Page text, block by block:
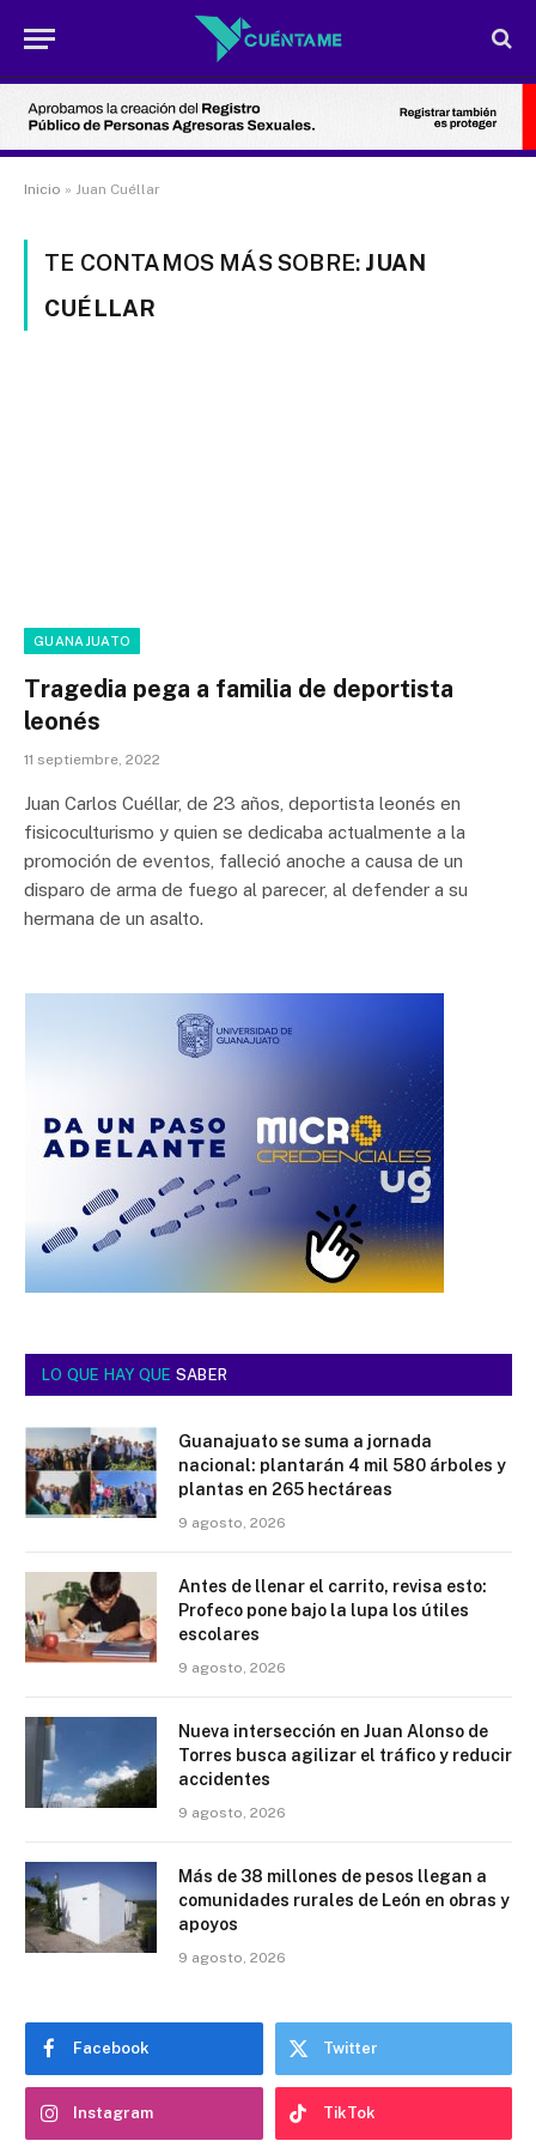
Inicio » Juan Cuéllar
TE CONTAMOS MÁS SOBRE: JUAN
CUÉLLAR
GUANAJUATO
Tragedia pega a familia de deportista
leonés
11 septiembre, 2022
Juan Carlos Cuéllar, de 23 años, deportista leonés en
fisicoculturismo y quien se dedicaba actualmente a la
promoción de eventos, falleció anoche a causa de un
disparo de arma de fuego al parecer, al defender a su
hermana de un asalto.
LO QUE HAY QUE SABER
Guanajuato se suma a jornada
nacional: plantarán 4 mil 580 árboles y
plantas en 265 hectáreas
9 agosto, 2026
Antes de llenar el carrito, revisa esto:
Profeco pone bajo la lupa los útiles
escolares
9 agosto, 2026
Nueva intersección en Juan Alonso de
Torres busca agilizar el tráfico y reducir
accidentes
9 agosto, 2026
Más de 38 millones de pesos llegan a
comunidades rurales de León en obras y
apoyos
9 agosto, 2026
Facebook Twitter
Instagram TikTok